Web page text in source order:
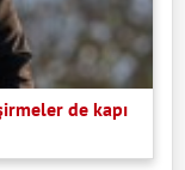
de kapı